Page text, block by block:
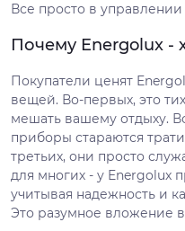
Все просто в
Почему Energolux -
Покупатели ценят
вещей. Во-первых, это
мешать вашему отдыху.
приборы стараются
третьих, они просто
для многих - у Energolux
учитывая надежность и
Это разумное вложение